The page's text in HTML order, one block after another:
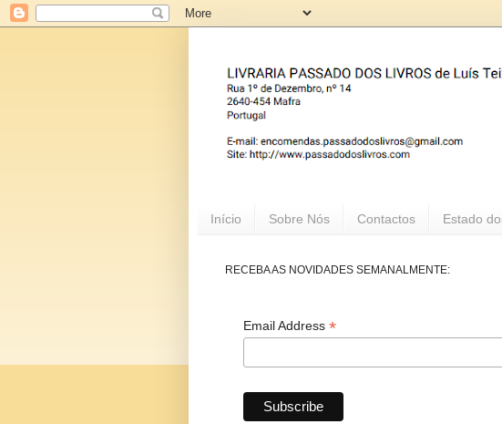
Início Sobre Nós Contactos Estado
RECEBA AS NOVIDADES SEMANALMENTE:
Email Address *